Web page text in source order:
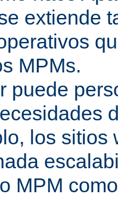
extiende
MPMs.
puede
los sitios
MPM